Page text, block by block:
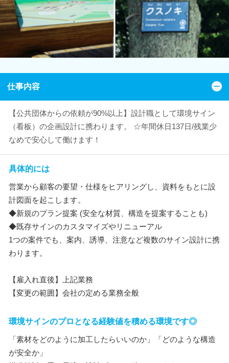
仕事内容
【公共団体からの依頼が90%以上】設計職として環境サイン
（看板）の企画設計に携わります。 ☆年間休日137日/残業少
なめで安心して働けます！
具体的には
営業から顧客の要望・仕様をヒアリングし、資料をもとに設
計図面を起こします。
◆新規のプラン提案 (安全な材質、構造を提案することも)
◆既存サインのカスタマイズやリニューアル
1つの案件でも、案内、誘導、注意など複数のサイン設計に携
わります。
【雇入れ直後】上記業務
【変更の範囲】会社の定める業務全般
環境サインのプロとなる経験値を積める環境です◎
「素材をどのように加工したらいいのか」「どのような構造
が安全か」